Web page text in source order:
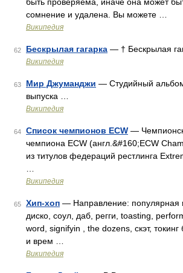
сомнение и удалена. Вы можете …
Википедия
62 Бескрылая гагарка — † Бескрылая
Википедия
63 Мир Джуманджи — Студийный
выпуска …
Википедия
64 Список чемпионов ECW —
чемпиона ECW (англ.&#160;ECW
из титулов федераций рестлинга
Википедия
65 Хип-хоп — Направление: популярная
диско, соул, даб, регги, toasting,
word, signifyin , the dozens, скэт,
и врем …
Википедия